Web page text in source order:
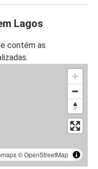
Lagos
contém as
©OpenStreetMap